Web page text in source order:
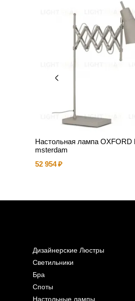
Настольная лампа OXFORD
msterdam
52 954
Дизайнерские Люстры
Светильники
Бра
Споты
Настольные лампы